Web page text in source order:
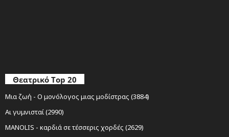
Θεατρικό Top 20
Μια ζωή - Ο μονόλογος μιας μοδίστρας (3884)
Αι γυμνισταί (2990)
MANOLIS - καρδιά σε τέσσερις χορδές (2629)